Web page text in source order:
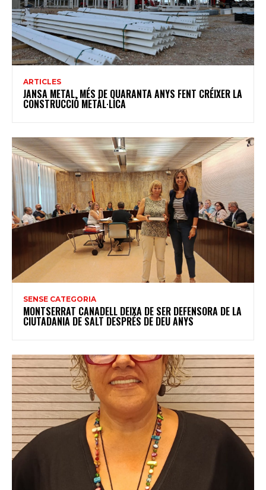
ARTICLES
JANSA METAL, MÉS DE QUARANTA ANYS FENT CRÉIXER LA
CONSTRUCCIÓ METÀL·LICA
SENSE CATEGORIA
MONTSERRAT CANADELL DEIXA DE SER DEFENSORA DE LA
CIUTADANIA DE SALT DESPRÉS DE DEU ANYS